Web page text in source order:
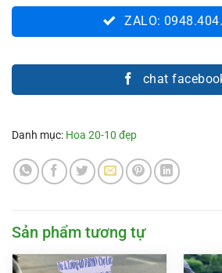
ZALO:
chat
Danh mục: Hoa 20-10 đẹp
Sản phẩm tương tự